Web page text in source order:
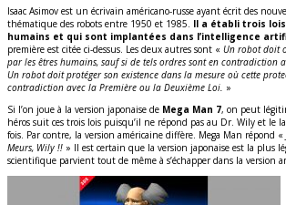
Isaac Asimov est un écrivain américano-russe ayant écrit des
thématique des robots entre 1950 et 1985. Il a établi trois
humains et qui sont implantées dans l’intelligence
première est citée ci-dessus. Les deux autres sont « Un robot doit
par les êtres humains, sauf si de tels ordres sont en contradiction
Un robot doit protéger son existence dans la mesure où cette
contradiction avec la Première ou la Deuxième Loi. »
Si l’on joue à la version japonaise de Mega Man 7, on peut
héros suit ces trois lois puisqu’il ne répond pas au Dr. Wily et le
fois. Par contre, la version américaine diffère. Mega Man répond «
Meurs, Wily !! » Il est certain que la version japonaise est la plus
scientifique parvient tout de même à s’échapper dans la version